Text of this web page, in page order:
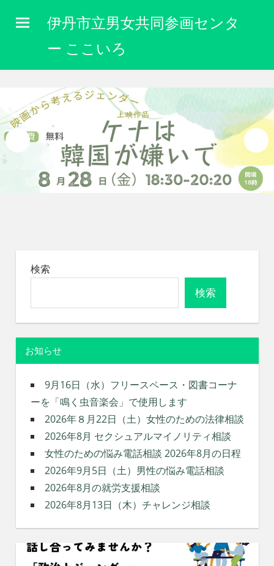
ス
キ
伊丹市立男女共同参画センタ
ー ここいろ
に
関
り
な
自
分
ら
れ
社
会
を、
次
世
に
引
き
継
ぐ
豊
か
な
ち
検索
検索
お知らせ
9月16日（水）フリースペース・図書コーナ
ーを「鳴く虫音楽会」で使用します
2026年８月22日（土）女性のための法律相談
2026年8月 セクシュアルマイノリティ相談
女性のための悩み電話相談 2026年8月の日程
2026年9月5日（土）男性の悩み電話相談
2026年8月の就労支援相談
2026年8月13日（木）チャレンジ相談